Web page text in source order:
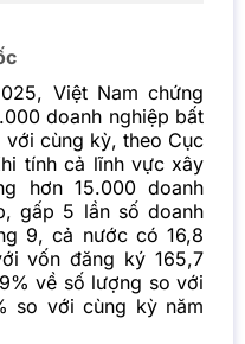
Việt Nam chứng
doanh nghiệp bất
với cùng kỳ, theo Cục
tính cả lĩnh vực xây
hơn 15.000 doanh
gấp 5 lần số doanh
9, cả nước có 16,8
vốn đăng ký 165,7
về số lượng so với
so với cùng kỳ năm